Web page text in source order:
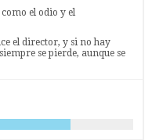
el odio y el
el director, y si no hay
se pierde, aunque se